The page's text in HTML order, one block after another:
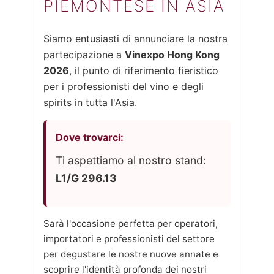
PIEMONTESE IN ASIA
Siamo entusiasti di annunciare la nostra
partecipazione a Vinexpo Hong Kong
2026, il punto di riferimento fieristico
per i professionisti del vino e degli
spirits in tutta l'Asia.
Dove trovarci:
Ti aspettiamo al nostro stand:
L1/G 296.13
Sarà l'occasione perfetta per operatori,
importatori e professionisti del settore
per degustare le nostre nuove annate e
scoprire l'identità profonda dei nostri